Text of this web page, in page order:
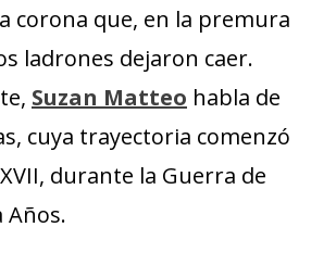
corona que, en la premura
ladrones dejaron caer.
Suzan Matteo habla de
cuya trayectoria comenzó
durante la Guerra de
Años.